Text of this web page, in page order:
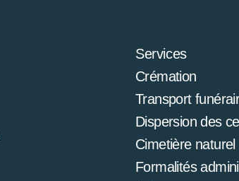
Services
Crémation
Transport
Dispersion des
Cimetière naturel
Formalités